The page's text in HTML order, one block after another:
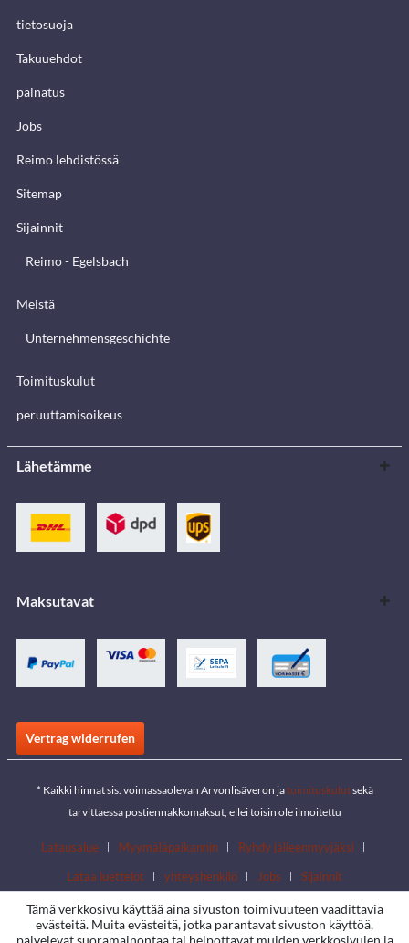
tietosuoja
Takuuehdot
painatus
Jobs
Reimo lehdistössä
Sitemap
Sijainnit
Reimo - Egelsbach
Meistä
Unternehmensgeschichte
Toimituskulut
peruuttamisoikeus
Lähetämme
Maksutavat
Vertrag widerrufen
* Kaikki hinnat sis. voimassaolevan Arvonlisäveron jatoimituskulutsekä
tarvittaessa postiennakkomaksut, ellei toisin ole ilmoitettu
Latausalue Myymäläpaikannin
Ryhdy jälleenmyyjäksi
Lataa luettelot
yhteyshenkilö Jobs Sijainnit
Tämä verkkosivu käyttää aina sivuston toimivuuteen vaadittavia
evästeitä. Muita evästeitä, jotka parantavat sivuston käyttöä,
palvelevat suoramainontaa tai helpottavat muiden verkkosivujen ja